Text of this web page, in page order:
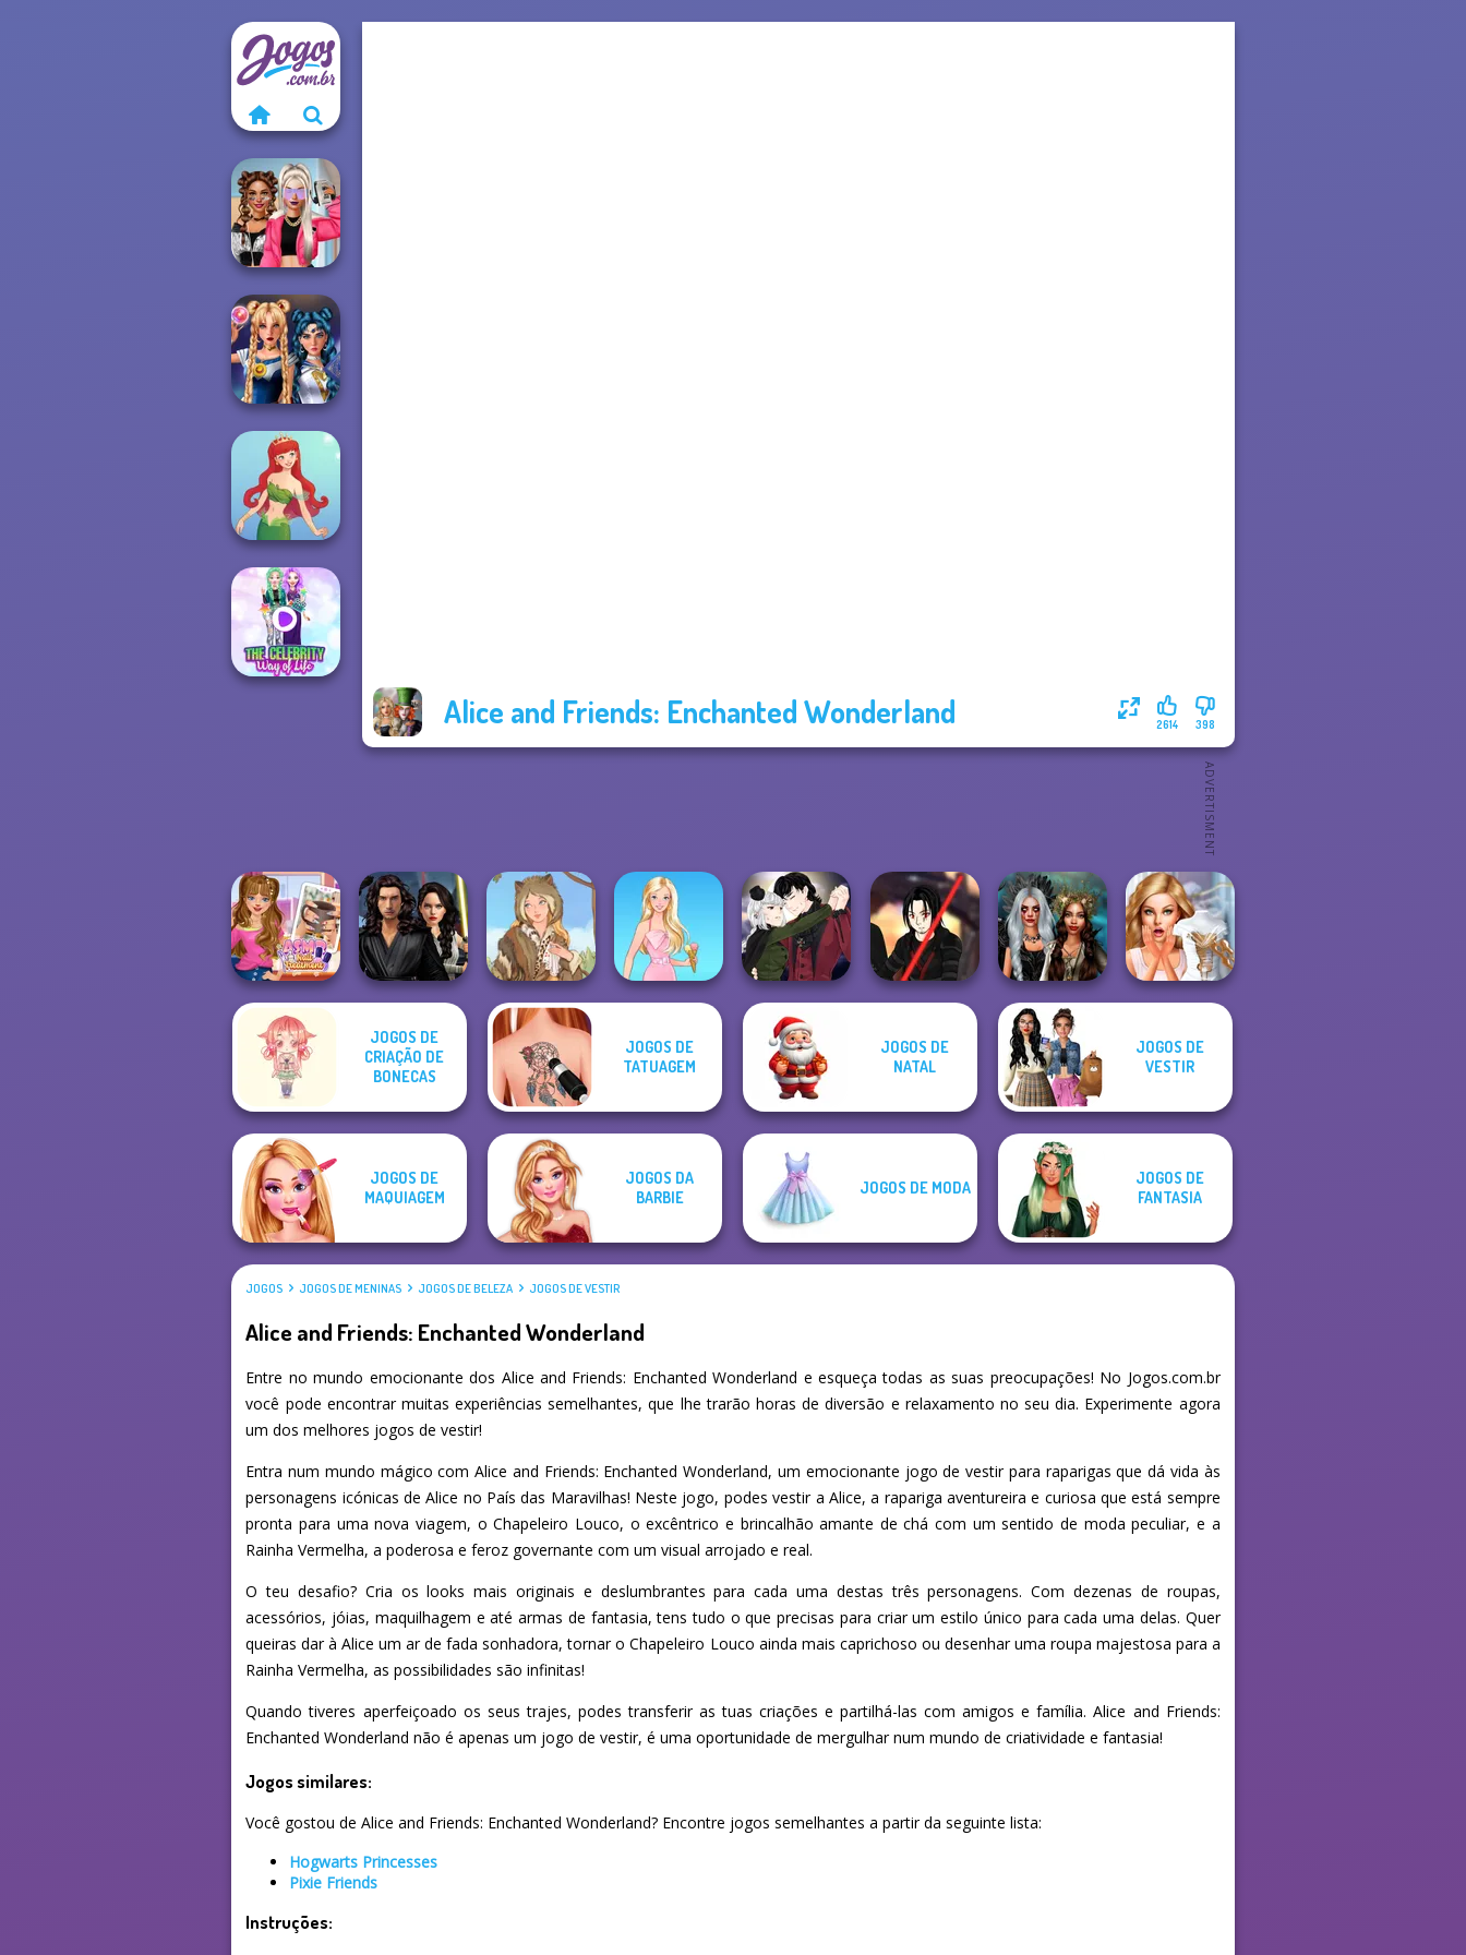
Alice and Friends: Enchanted Wonderland 398
2614
BFFs Vs Bullies:
Fashion Rival...
Sailor Moon And
Friends Cosmic...
Cute Mermaid
ASMR Nail
Treatment
Star Wars
Interstellar
Romance
Grimm Beauty Barbie
Manga Creator
Vampire Hunter
P...
Star Wars Avatar
Creator
Enchanted
Realms
Bridezilla: Prank
The Bride
JOGOS DE
CRIAÇÃO DE
BONECAS
JOGOS DE
TATUAGEM
JOGOS DE
NATAL
JOGOS DE
VESTIR
JOGOS DE
MAQUIAGEM
JOGOS DA
BARBIE
JOGOS DE MODA
JOGOS DE
FANTASIA
JOGOS JOGOS DE MENINAS JOGOS DE BELEZA JOGOS DE VESTIR
Alice and Friends: Enchanted Wonderland
Entre no mundo emocionante dos Alice and Friends: Enchanted Wonderland e esqueça todas as suas preocupações! No Jogos.com.br
você pode encontrar muitas experiências semelhantes, que lhe trarão horas de diversão e relaxamento no seu dia. Experimente agora
um dos melhores jogos de vestir!
Entra num mundo mágico com Alice and Friends: Enchanted Wonderland, um emocionante jogo de vestir para raparigas que dá vida às
personagens icónicas de Alice no País das Maravilhas! Neste jogo, podes vestir a Alice, a rapariga aventureira e curiosa que está sempre
pronta para uma nova viagem, o Chapeleiro Louco, o excêntrico e brincalhão amante de chá com um sentido de moda peculiar, e a
Rainha Vermelha, a poderosa e feroz governante com um visual arrojado e real.
O teu desafio? Cria os looks mais originais e deslumbrantes para cada uma destas três personagens. Com dezenas de roupas,
acessórios, jóias, maquilhagem e até armas de fantasia, tens tudo o que precisas para criar um estilo único para cada uma delas. Quer
queiras dar à Alice um ar de fada sonhadora, tornar o Chapeleiro Louco ainda mais caprichoso ou desenhar uma roupa majestosa para a
Rainha Vermelha, as possibilidades são infinitas!
Quando tiveres aperfeiçoado os seus trajes, podes transferir as tuas criações e partilhá-las com amigos e família. Alice and Friends:
Enchanted Wonderland não é apenas um jogo de vestir, é uma oportunidade de mergulhar num mundo de criatividade e fantasia!
Jogos similares:
Você gostou de Alice and Friends: Enchanted Wonderland? Encontre jogos semelhantes a partir da seguinte lista:
Hogwarts Princesses
Pixie Friends
Instruções: